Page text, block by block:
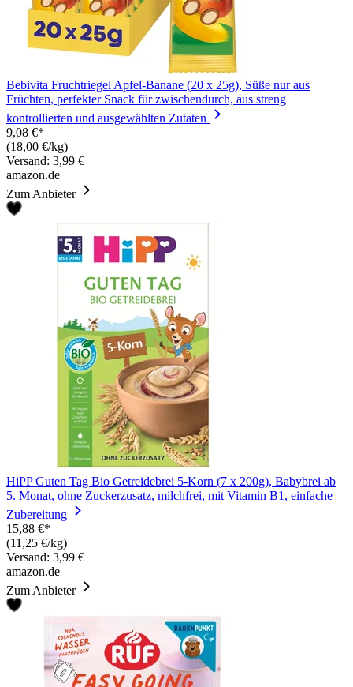
Bebivita Fruchtriegel Apfel-Banane (20 x 25g), Süße nur aus
Früchten, perfekter Snack für zwischendurch, aus streng
kontrollierten und ausgewählten Zutaten
9,08 €*
(18,00 €/kg)
Versand: 3,99 €
amazon.de
Zum Anbieter
HiPP Guten Tag Bio Getreidebrei 5-Korn (7 x 200g), Babybrei ab
5. Monat, ohne Zuckerzusatz, milchfrei, mit Vitamin B1, einfache
Zubereitung
15,88 €*
(11,25 €/kg)
Versand: 3,99 €
amazon.de
Zum Anbieter